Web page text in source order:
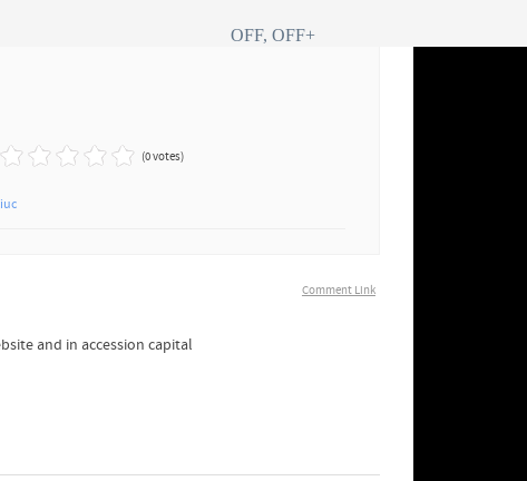
OFF, OFF+
(0 votes)
Comment Link
and in accession capital